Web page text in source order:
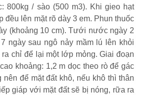
800kg / sào (500 m3). Khi gieo hạt
đều lên mặt rõ dày 3 em. Phun thuốc
(khoảng 10 cm). Tưới nước ngày 2
ngày sau ngô nảy mầm lú lên khỏi
chỉ để lại một lớp mỏng. Giai đoạn
khoảng: 1,2 m dọc theo rò để gác
nên để mặt đất khô, nếu khô thì thân
giáp với mặt đất sẽ bị nóng, rữa ra